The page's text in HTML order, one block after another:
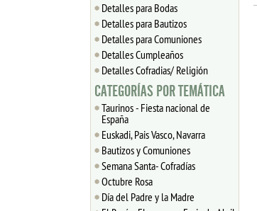
Detalles para Bodas
Detalles para Bautizos
Detalles para Comuniones
Detalles Cumpleaños
Detalles Cofradias/ Religión
CATEGORÍAS POR TEMÁTICA
Taurinos - Fiesta nacional de
España
Euskadi, Pais Vasco, Navarra
Bautizos y Comuniones
Semana Santa- Cofradías
Octubre Rosa
Día del Padre y la Madre
15 PERLAS DE CRISTAL
COLOR AMATISTA 10mm